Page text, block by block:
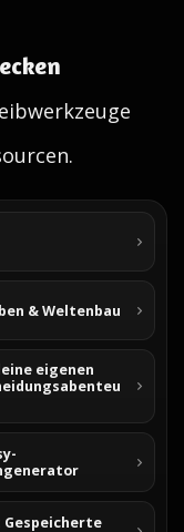
& Weltenbau
eigenen
Gespeicherte